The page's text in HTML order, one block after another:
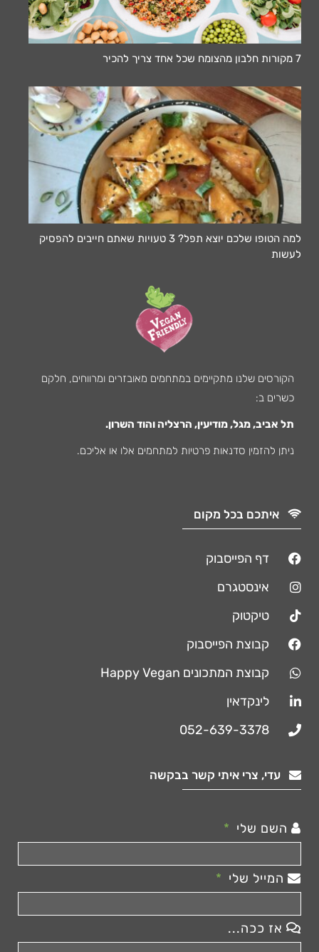
7 מקורות חלבון מהצומח שכל אחד צריך להכיר
למה הטופו שלכם יוצא תפל? 3 טעויות שאתם חייבים להפסיק
לעשות
הקורסים שלנו מתקיימים במתחמים מאובזרים ומרווחים, חלקם
כשרים ב:
תל אביב, מגל, מודיעין, הרצליה והוד השרון.
ניתן להזמין סדנאות פרטיות למתחמים אלו או אליכם.
איתכם בכל מקום
דף הפייסבוק
אינסטגרם
טיקטוק
קבוצת הפייסבוק
קבוצת המתכונים Happy Vegan
לינקדאין
052-639-3378
עדי, צרי איתי קשר בבקשה
השם שלי
המייל שלי
אז ככה...